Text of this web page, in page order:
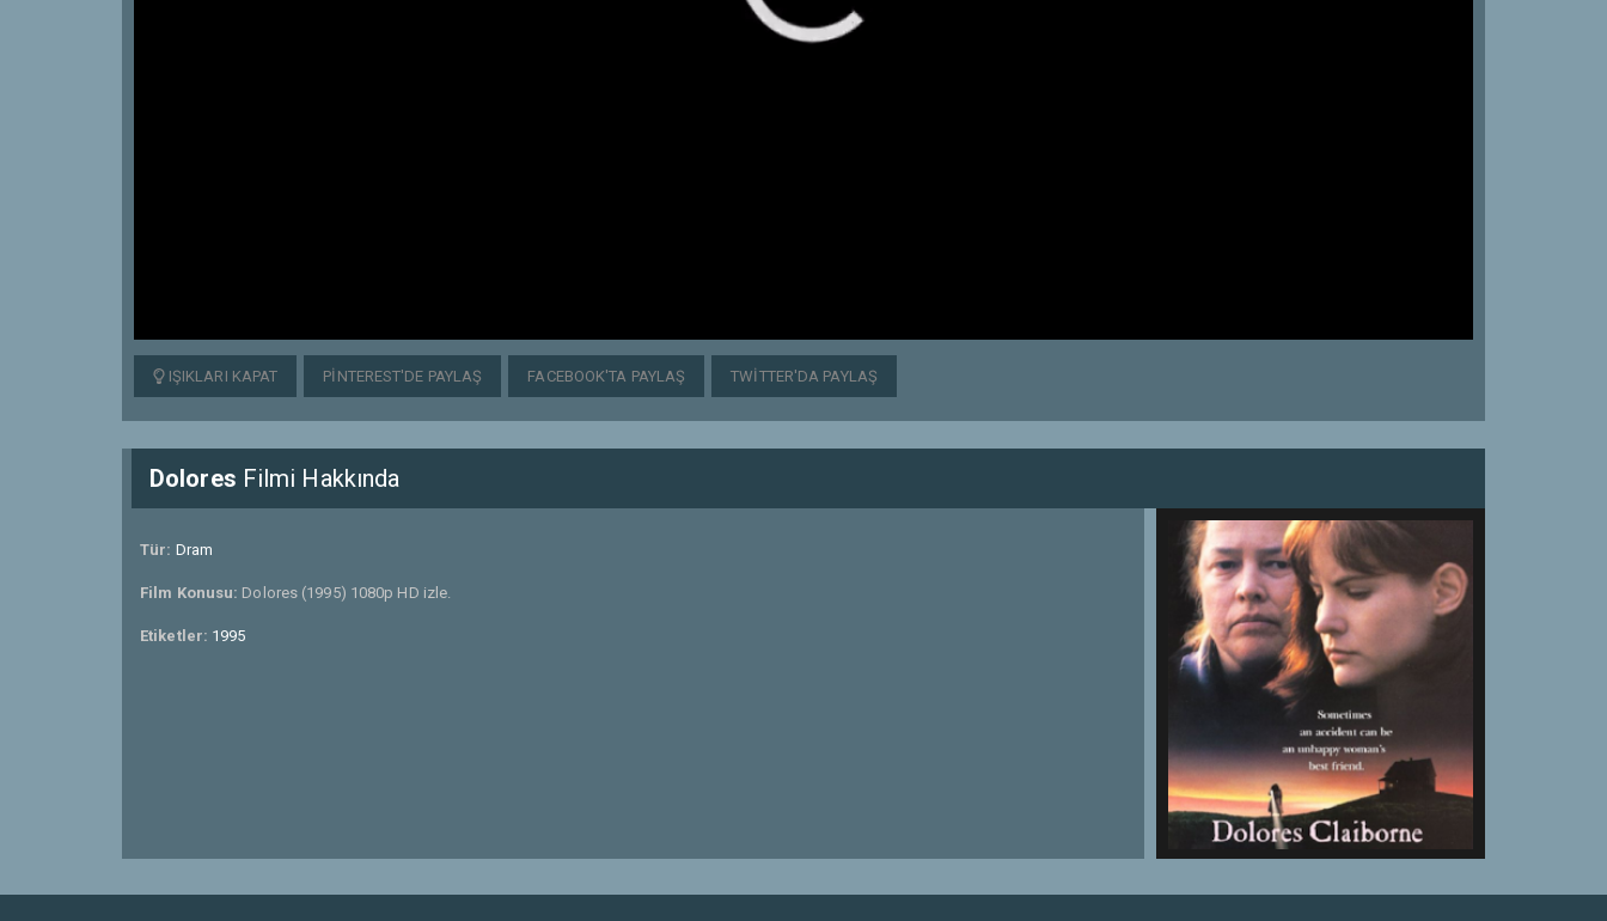
IŞIKLARI KAPAT PINTEREST'DE PAYLAŞ FACEBOOK'TA PAYLAŞ TWITTER'DA PAYLAŞ
Dolores Filmi Hakkında
Tür: Dram
Film Konusu: Dolores (1995) 1080p HD izle.
Etiketler: 1995